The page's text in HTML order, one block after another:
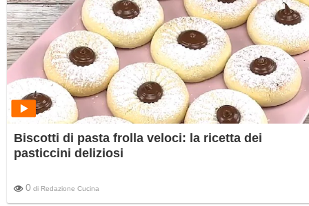
Biscotti di pasta frolla veloci: la ricetta dei
pasticcini deliziosi
0 di Redazione Cucina